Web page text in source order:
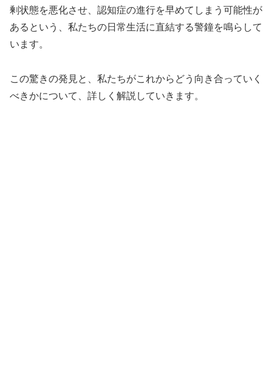
剰状態を悪化させ、認知症の進行を早めてしまう可能性が
あるという、私たちの日常生活に直結する警鐘を鳴らして
います。
この驚きの発見と、私たちがこれからどう向き合っていく
べきかについて、詳しく解説していきます。